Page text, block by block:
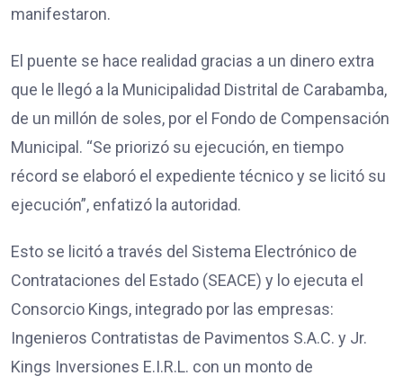
manifestaron.
El puente se hace realidad gracias a un dinero extra
que le llegó a la Municipalidad Distrital de Carabamba,
de un millón de soles, por el Fondo de Compensación
Municipal. “Se priorizó su ejecución, en tiempo
récord se elaboró el expediente técnico y se licitó su
ejecución”, enfatizó la autoridad.
Esto se licitó a través del Sistema Electrónico de
Contrataciones del Estado (SEACE) y lo ejecuta el
Consorcio Kings, integrado por las empresas:
Ingenieros Contratistas de Pavimentos S.A.C. y Jr.
Kings Inversiones E.I.R.L. con un monto de